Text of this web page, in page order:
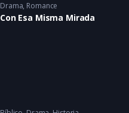
Drama, Romance
Con Esa Misma Mirada